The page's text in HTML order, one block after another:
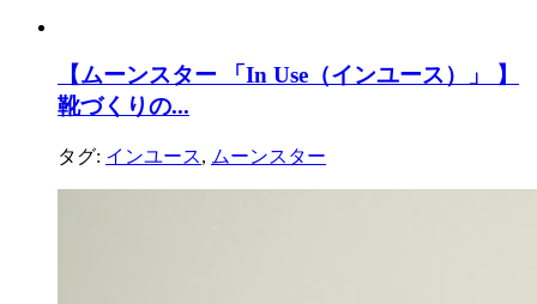
【ムーンスター 「In Use（インユース）」 】
靴づくりの...
タグ: インユース, ムーンスター